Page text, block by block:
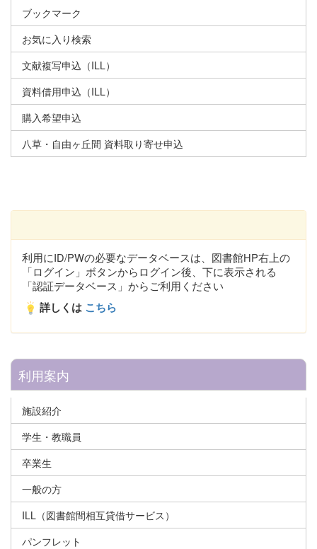
ブックマーク
お気に入り検索
文献複写申込（ILL）
資料借用申込（ILL）
購入希望申込
八草・自由ヶ丘間 資料取り寄せ申込
利用にID/PWの必要なデータベースは、図書館HP右上の
「ログイン」ボタンからログイン後、下に表示される
「認証データベース」からご利用ください
詳しくは こちら
利用案内
施設紹介
学生・教職員
卒業生
一般の方
ILL（図書館間相互貸借サービス）
パンフレット